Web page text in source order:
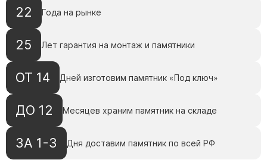
Хачкары
Памятники в форме скалы
Флагштоки
22 Года на рынке
25 Лет гарантия на монтаж и памятники
ОТ 14 Дней изготовим памятник «Под ключ»
ДО 12 Месяцев храним памятник на складе
ЗА 1-3 Дня доставим памятник по всей РФ